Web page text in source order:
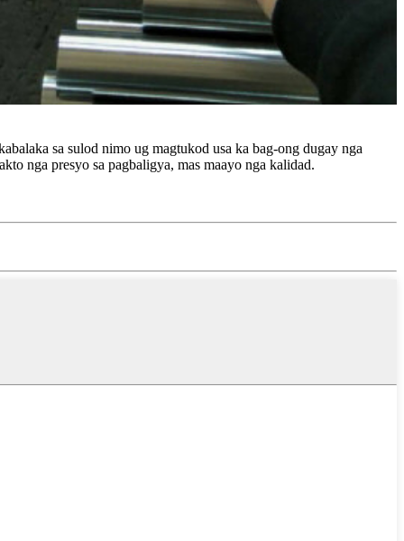
sa sulod nimo ug magtukod usa ka bag-ong dugay nga
nga presyo sa pagbaligya, mas maayo nga kalidad.